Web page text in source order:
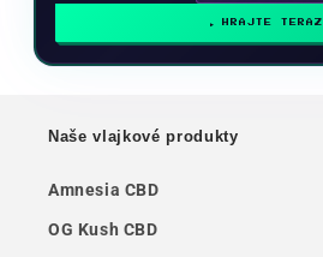
HRAJTE TERAZ
Naše vlajkové produkty
Amnesia CBD
OG Kush CBD